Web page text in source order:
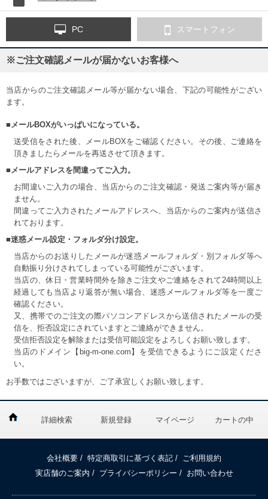
PC スマートフォン
※ご注文確認メールが届かないお客様へ
当店からのご注文確認メール等が届かない場合、下記の可能性がござい
ます。
■メールBOXがいっぱいになっている。
送受信をされた後、メールBOXをご確認ください。その後、ご連絡を
頂きましたらメールを再送させて頂きます。
■メールアドレスを間違ってご入力。
お間違いご入力の場合、当店からのご注文確認・発送ご案内等が届き
ません。
間違ってご入力されたメールアドレスへ、当店からのご案内が送信さ
れております。
■迷惑メール設定・フォルダ分け設定。
当店からのお送りしたメールが迷惑メールフォルダ・別フォルダ等へ
自動振り分けされてしまっている可能性がございます。
当店の、休日・営業時間外を除きご注文やご連絡をされて24時間以上
経過しても当店より返答が無い場合、迷惑メールフォルダ等を一度ご
確認ください。
又、携帯でのご注文の際パソコンアドレスから送信されたメールの受
信を、拒否設定にされていますとご連絡ができません。
受信拒否設定を解除または受信可能設定をよろしくお願い致します。
当店のドメイン【big-m-one.com】を受信できるようにご設定くださ
い。
お手数ではございますが、ご了承宜しくお願い致します。
詳細検索 新規登録 マイページ カートの中
会社概要 / 特定商取引に基づく表記 /
ご利用規約
実店舗のご案内 / プライバシーポリシー / お問い合わせ